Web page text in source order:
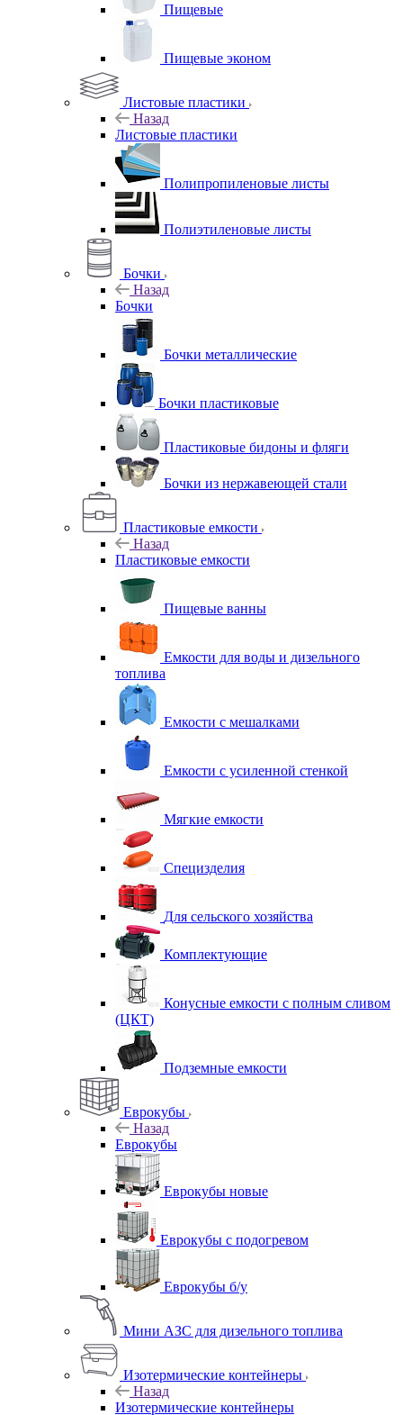
Пищевые
Пищевые эконом
Листовые пластики
Назад
Листовые пластики
Полипропиленовые листы
Полиэтиленовые листы
Бочки
Назад
Бочки
Бочки металлические
Бочки пластиковые
Пластиковые бидоны и фляги
Бочки из нержавеющей стали
Пластиковые емкости
Назад
Пластиковые емкости
Пищевые ванны
Емкости для воды и дизельного
топлива
Емкости с мешалками
Емкости с усиленной стенкой
Мягкие емкости
Специзделия
Для сельского хозяйства
Комплектующие
Конусные емкости с полным сливом
(ЦКТ)
Подземные емкости
Еврокубы
Назад
Еврокубы
Еврокубы новые
Еврокубы с подогревом
Еврокубы б/у
Мини АЗС для дизельного топлива
Изотермические контейнеры
Назад
Изотермические контейнеры